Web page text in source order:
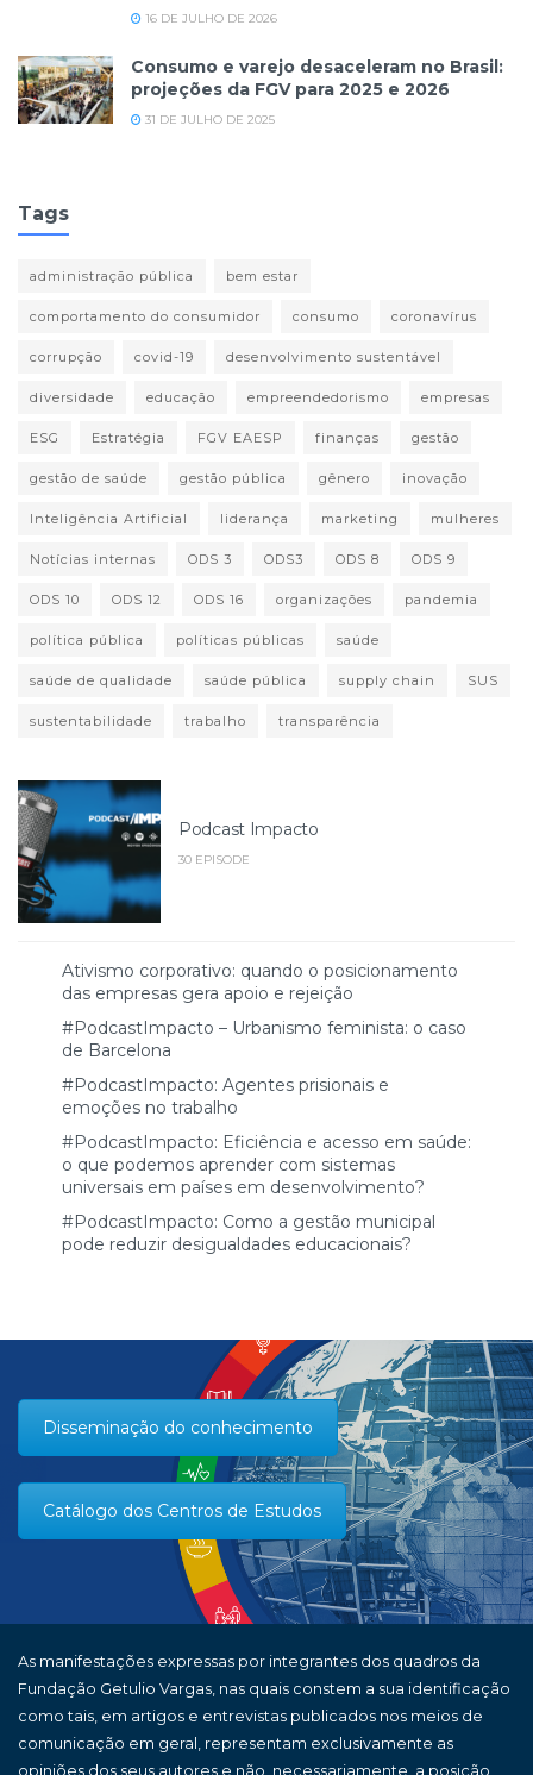
16 DE JULHO DE 2026
Consumo e varejo desaceleram no Brasil:
projeções da FGV para 2025 e 2026
31 DE JULHO DE 2025
Tags
administração pública bem estar
comportamento do consumidor consumo coronavírus
corrupção covid-19 desenvolvimento sustentável
diversidade educação empreendedorismo empresas
ESG Estratégia FGV EAESP finanças gestão
gestão de saúde gestão pública gênero inovação
Inteligência Artificial liderança marketing mulheres
Notícias internas ODS 3 ODS3 ODS 8 ODS 9
ODS 10 ODS 12 ODS 16 organizações pandemia
política pública políticas públicas saúde
saúde de qualidade saúde pública supply chain SUS
sustentabilidade trabalho transparência
Podcast Impacto
30 EPISODE
Ativismo corporativo: quando o posicionamento
das empresas gera apoio e rejeição
#PodcastImpacto – Urbanismo feminista: o caso
de Barcelona
#PodcastImpacto: Agentes prisionais e
emoções no trabalho
#PodcastImpacto: Eficiência e acesso em saúde:
o que podemos aprender com sistemas
universais em países em desenvolvimento?
#PodcastImpacto: Como a gestão municipal
pode reduzir desigualdades educacionais?
Disseminação do conhecimento
Catálogo dos Centros de Estudos
As manifestações expressas por integrantes dos quadros da
Fundação Getulio Vargas, nas quais constem a sua identificação
como tais, em artigos e entrevistas publicados nos meios de
comunicação em geral, representam exclusivamente as
opiniões dos seus autores e não, necessariamente, a posição